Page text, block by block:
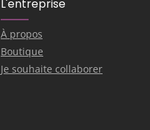
L'entreprise
À propos
Boutique
Je souhaite collaborer